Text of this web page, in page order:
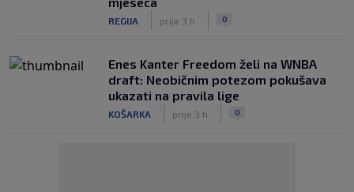
REGIJA prije 3 h 0
Enes Kanter Freedom želi na WNBA
draft: Neobičnim potezom pokušava
ukazati na pravila lige
KOŠARKA prije 3 h 0